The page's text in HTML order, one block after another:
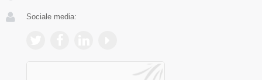
Sociale media: